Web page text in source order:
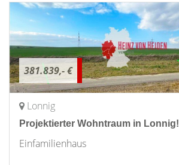
381.839,- €
Lonnig
Projektierter Wohntraum in Lonnig!
Einfamilienhaus